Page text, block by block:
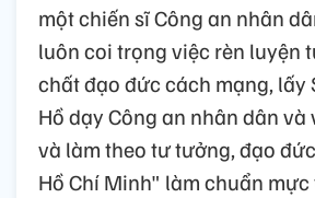
một chiến sĩ Công an nhân
luôn coi trọng việc rèn luyện
chất đạo đức cách mạng, lấy
Hồ dạy Công an nhân dân
và làm theo tư tưởng, đạo
Hồ Chí Minh" làm chuẩn